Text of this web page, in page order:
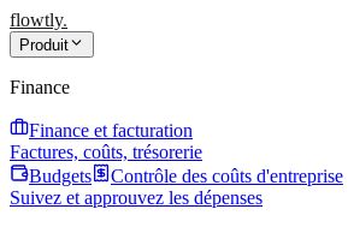
flowtly.
Produit
Finance
Finance et facturation
Factures, coûts, trésorerie
Budgets
Contrôle des coûts d'entreprise
Suivez et approuvez les dépenses